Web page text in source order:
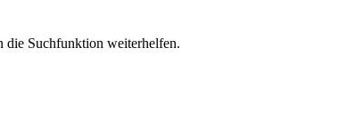
die Suchfunktion weiterhelfen.